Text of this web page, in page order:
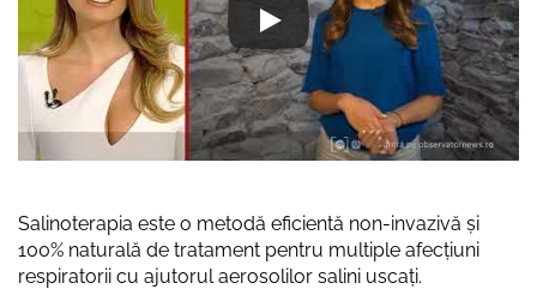
Salinoterapia este o metodă eficientă non-invazivă și
100% naturală de tratament pentru multiple afecțiuni
respiratorii cu ajutorul aerosolilor salini uscați.